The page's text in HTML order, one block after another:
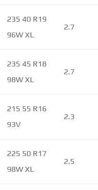
235 40 R19
96W XL
2.7
235 45 R18
98W XL
2.7
215 55 R16
93V
2.3
225 50 R17
98W XL
2.5